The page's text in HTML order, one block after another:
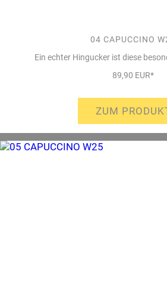
04 CAPUCCINO
Ein echter Hingucker ist diese
89,90 EUR*
ZUM